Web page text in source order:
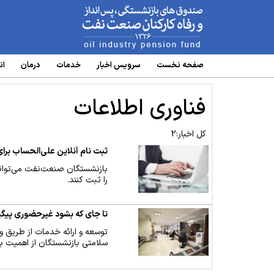
www.oipf.ir
صفحه نخست سرویس‌ اخبار خدمات درمان
فناوری اطلاعات
کل اخبار:2
ثبت نام آنلاین علی‌الحساب
را ثبت‌ کنند.
تا جای که بشود غیرحضوری
توسعه و ارائه خدمات از طریق
سلامتی بازنشستگان از اهمیت